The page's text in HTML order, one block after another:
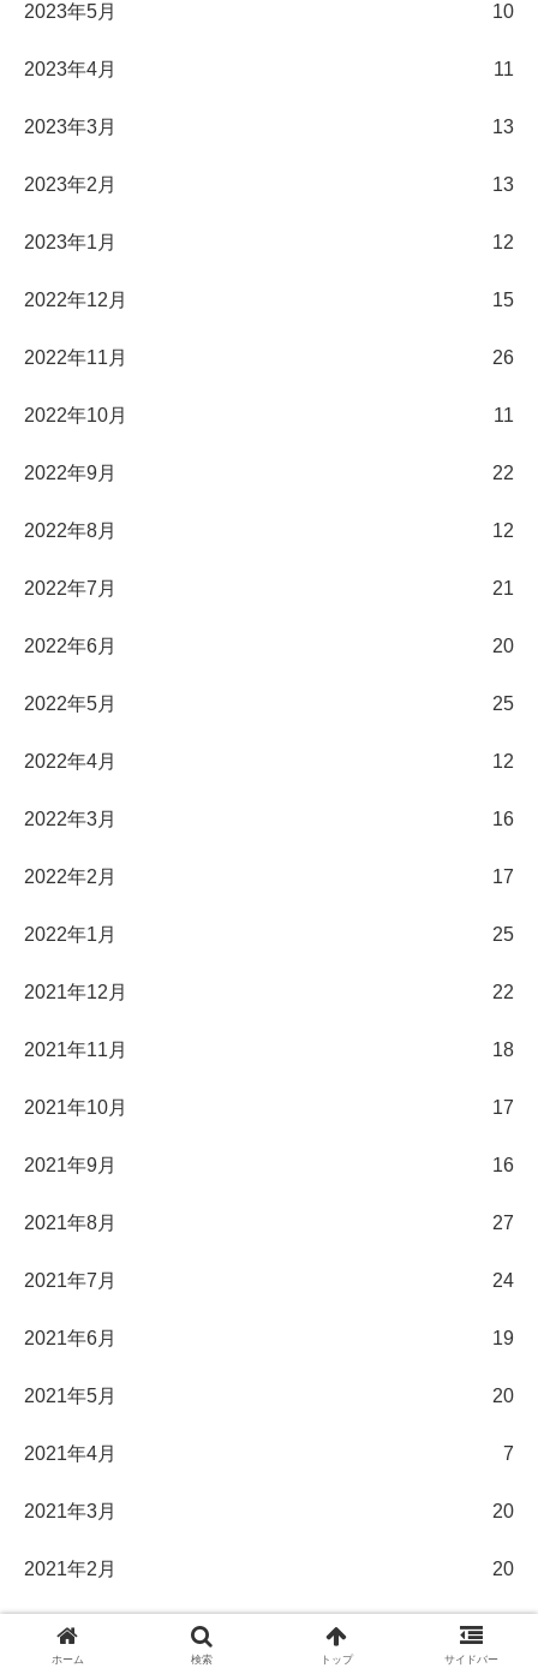
2023年5月 10
2023年4月 11
2023年3月 13
2023年2月 13
2023年1月 12
2022年12月 15
2022年11月 26
2022年10月 11
2022年9月 22
2022年8月 12
2022年7月 21
2022年6月 20
2022年5月 25
2022年4月 12
2022年3月 16
2022年2月 17
2022年1月 25
2021年12月 22
2021年11月 18
2021年10月 17
2021年9月 16
2021年8月 27
2021年7月 24
2021年6月 19
2021年5月 20
2021年4月 7
2021年3月 20
2021年2月 20
2021年1月
ホーム 検索 トップ サイドバー